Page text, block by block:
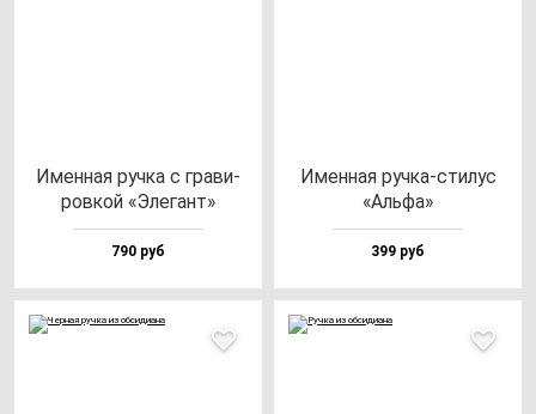
Имен­ная руч­ка с гра­ви­
ров­кой «Эле­гант»
790 руб
Имен­ная руч­ка-сти­лус
«Аль­фа»
399 руб